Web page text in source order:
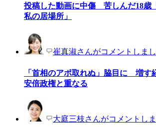
投稿した動画に中傷 苦しんだ18歳
私の居場所」
崔真淑さんがコメントしま
「首相のアポ取れぬ」脇目に 増す
安倍政権と重なる
大庭三枝さんがコメントし